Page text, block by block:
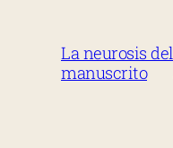
La neurosis del
manuscrito